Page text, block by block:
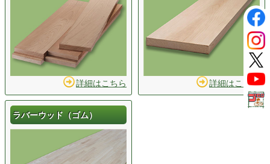
詳細はこちら 詳細はこちら
ラバーウッド（ゴム）